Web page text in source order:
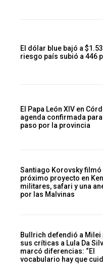
El dólar blue bajó a
riesgo país subió a 446
El Papa León XIV en
agenda confirmada para
paso por la provincia
Santiago Korovsky filmó
próximo proyecto en
militares, safari y una
por las Malvinas
Bullrich defendió a Milei
sus críticas a Lula Da
marcó diferencias: “El
vocabulario hay que